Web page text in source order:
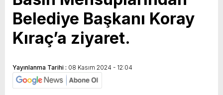
Belediye Başkanı Koray
Kıraç’a ziyaret.
Yayınlanma Tarihi : 08 Kasım 2024 - 12:04